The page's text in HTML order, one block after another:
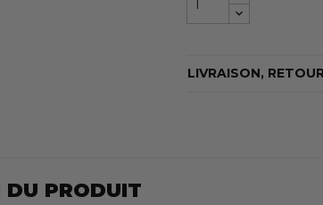
LIVRAISON,
DU PRODUIT